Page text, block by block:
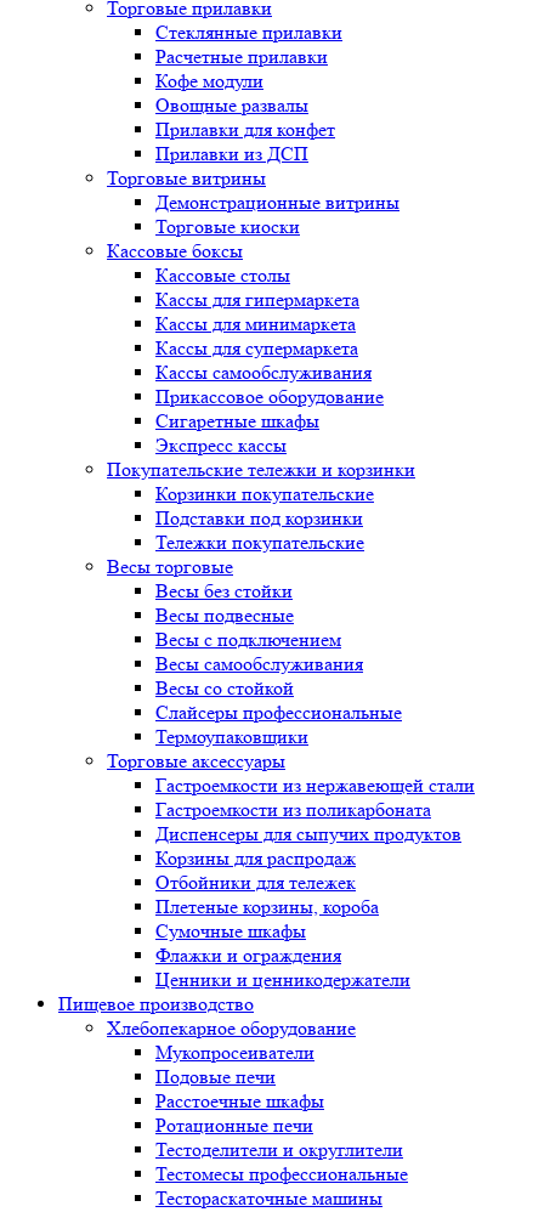
Торговые прилавки
Стеклянные прилавки
Расчетные прилавки
Кофе модули
Овощные развалы
Прилавки для конфет
Прилавки из ДСП
Торговые витрины
Демонстрационные витрины
Торговые киоски
Кассовые боксы
Кассовые столы
Кассы для гипермаркета
Кассы для минимаркета
Кассы для супермаркета
Кассы самообслуживания
Прикассовое оборудование
Сигаретные шкафы
Экспресс кассы
Покупательские тележки и корзинки
Корзинки покупательские
Подставки под корзинки
Тележки покупательские
Весы торговые
Весы без стойки
Весы подвесные
Весы с подключением
Весы самообслуживания
Весы со стойкой
Слайсеры профессиональные
Термоупаковщики
Торговые аксессуары
Гастроемкости из нержавеющей стали
Гастроемкости из поликарбоната
Диспенсеры для сыпучих продуктов
Корзины для распродаж
Отбойники для тележек
Плетеные корзины, короба
Сумочные шкафы
Флажки и ограждения
Ценники и ценникодержатели
Пищевое производство
Хлебопекарное оборудование
Мукопросеиватели
Подовые печи
Расстоечные шкафы
Ротационные печи
Тестоделители и округлители
Тестомесы профессиональные
Тестораскаточные машины